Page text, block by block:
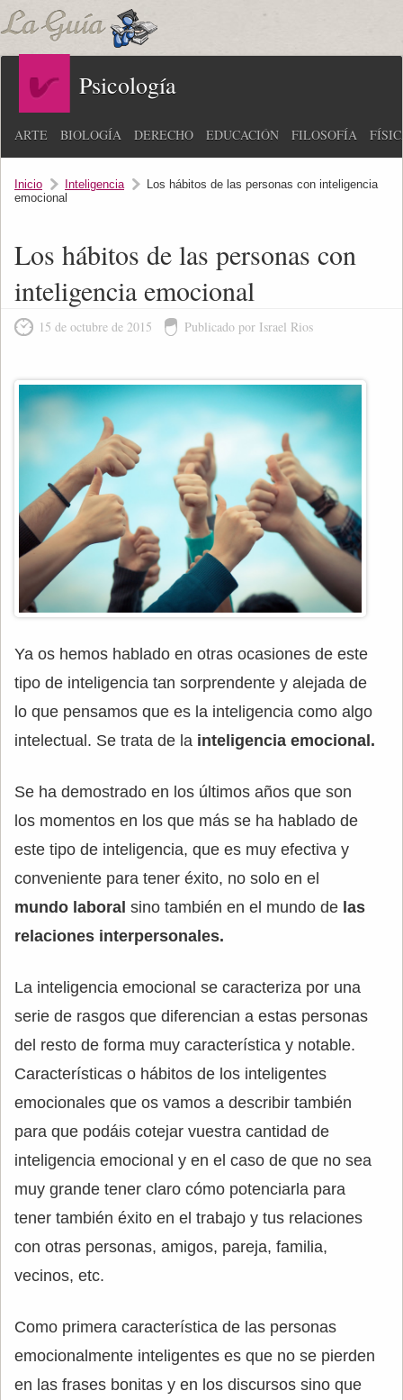
Psicología
ARTE BIOLOGÍA DERECHO EDUCACIÓN FILOSOFÍA
Inicio Inteligencia
Los hábitos de las personas con inteligencia
emocional
Los hábitos de las personas con
inteligencia emocional
15 de octubre de 2015 Publicado por Israel Rios
Ya os hemos hablado en otras ocasiones de este
tipo de inteligencia tan sorprendente y alejada de
lo que pensamos que es la inteligencia como algo
intelectual. Se trata de la inteligencia emocional.
Se ha demostrado en los últimos años que son
los momentos en los que más se ha hablado de
este tipo de inteligencia, que es muy efectiva y
conveniente para tener éxito, no solo en el
mundo laboral sino también en el mundo de las
relaciones interpersonales.
La inteligencia emocional se caracteriza por una
serie de rasgos que diferencian a estas personas
del resto de forma muy característica y notable.
Características o hábitos de los inteligentes
emocionales que os vamos a describir también
para que podáis cotejar vuestra cantidad de
inteligencia emocional y en el caso de que no sea
muy grande tener claro cómo potenciarla para
tener también éxito en el trabajo y tus relaciones
con otras personas, amigos, pareja, familia,
vecinos, etc.
Como primera característica de las personas
emocionalmente inteligentes es que no se pierden
en las frases bonitas y en los discursos sino que